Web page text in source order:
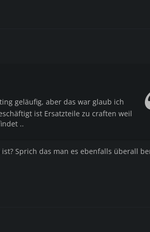
geläufig, aber das war glaub ich
ist Ersatzteile zu craften weil
..
ist? Sprich das man es ebenfalls überall